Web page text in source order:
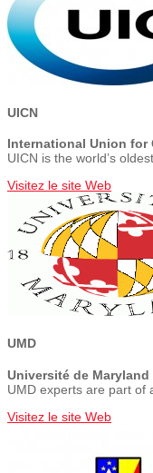
UICN
International Union for
UICN is the world’s
Visitez le site Web
UMD
Université de Maryland
UMD experts are part of
Visitez le site Web